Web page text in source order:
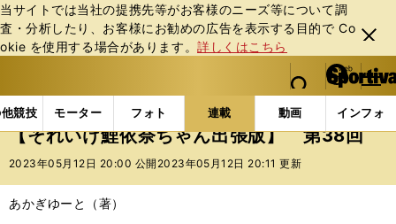
当サイトでは当社の提携先等がお客様のニーズ等について調
査・分析したり、お客様にお勧めの広告を表⽰する⽬的で Co
okie を使⽤する場合があります。詳しくはこちら
閉じ
る
web Sportiva (webスポルティーバ)
検索
マイペ
ー
ジ
メニュ
競技 モーター フォト 連載 動画 インフォ
b
ス
ポ
ル
ィ
ー
連載コラム スポマン！ それいけ鯉依奈ちゃん出張
【それいけ鯉依奈ちゃん出張版】 第38回
2023年05月12日 20:00 公開 2023年05月12日 20:11 更新
あかぎゆーと（著）